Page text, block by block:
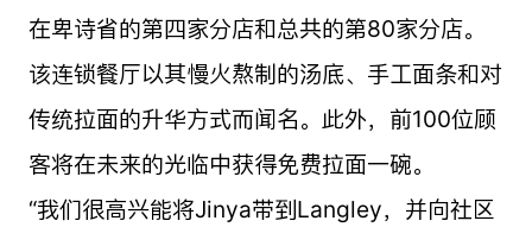
在卑诗省的第四家分店和总共的第80家分店。
该连锁餐厅以其慢火熬制的汤底、手工面条和对
传统拉面的升华方式而闻名。此外，前100位顾
客将在未来的光临中获得免费拉面一碗。
“我们很高兴能将Jinya带到Langley，并向社区